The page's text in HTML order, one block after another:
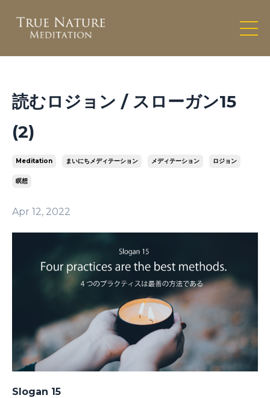
読むロジョン / スローガン15
(2)
Meditation まいにちメディテーション メディテーション ロジョン
瞑想
Apr 12, 2022
Slogan 15